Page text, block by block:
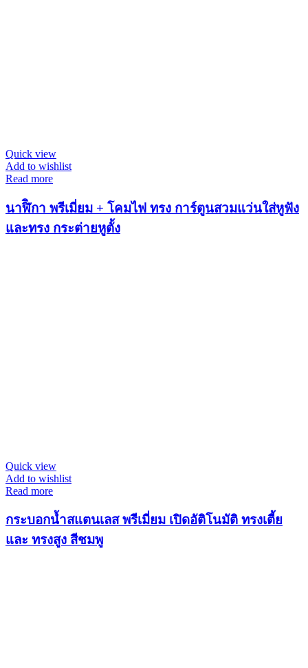
Quick view
Add to wishlist
Read more
นาฬิิกา พรีเมี่ยม + โคมไฟ ทรง การ์ตูนสวมแว่นใส่หูฟัง
และทรง กระต่ายหูตั้ง
Quick view
Add to wishlist
Read more
กระบอกน้ำสแตนเลส พรีเมี่ยม เปิดอัติโนมัติ ทรงเตี้ย
และ ทรงสูง สีชมพู